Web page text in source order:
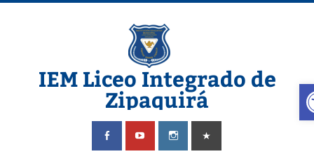
Saltar
IEM Liceo Integrado de
Zipaquirá
Pagina del Liceo Integrado Zipaquira